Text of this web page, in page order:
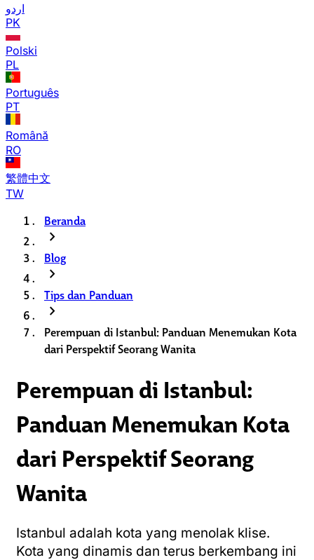
اردو
PK
Polski
PL
Português
PT
Română
RO
繁體中文
TW
Beranda
chevron_right
Blog
chevron_right
Tips dan Panduan
chevron_right
Perempuan di Istanbul: Panduan Menemukan Kota
dari Perspektif Seorang Wanita
Perempuan di Istanbul:
Panduan Menemukan Kota
dari Perspektif Seorang
Wanita
Istanbul adalah kota yang menolak klise.
Kota yang dinamis dan terus berkembang ini